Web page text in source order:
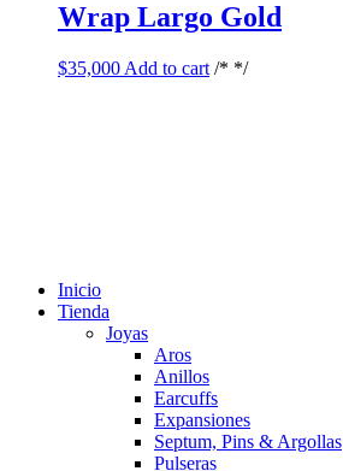
Wrap Largo Gold
$35,000 Add to cart /* */
Inicio
Tienda
Joyas
Aros
Anillos
Earcuffs
Expansiones
Septum, Pins & Argollas
Pulseras